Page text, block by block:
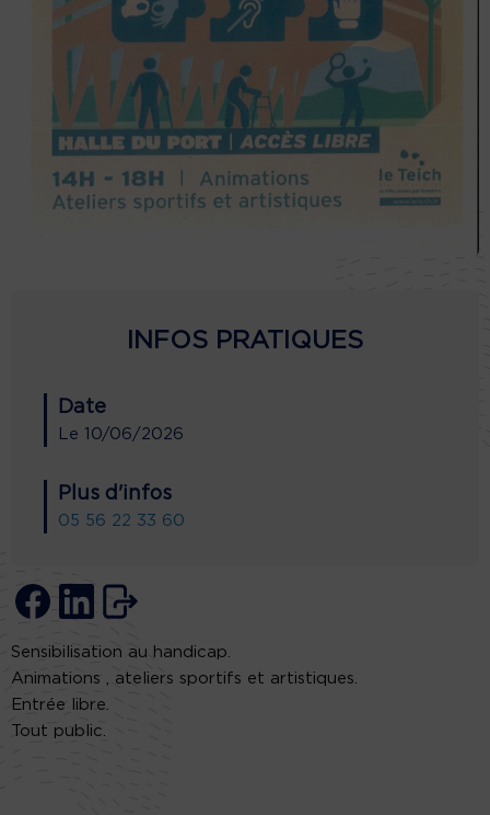
INFOS PRATIQUES
Date
Le 10/06/2026
Plus d'infos
05 56 22 33 60
Sensibilisation au handicap.
Animations , ateliers sportifs et artistiques.
Entrée libre.
Tout public.